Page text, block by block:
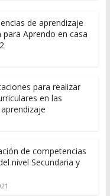
de aprendizaje
Aprendo en casa
para realizar
en las
de competencias
nivel Secundaria y